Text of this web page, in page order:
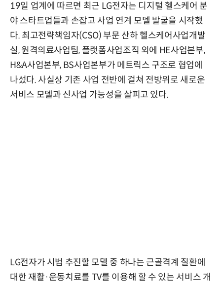
19일 업계에 따르면 최근 LG전자는 디지털 헬스케어 분
야 스타트업들과 손잡고 사업 연계 모델 발굴을 시작했
다. 최고전략책임자(CSO) 부문 산하 헬스케어사업개발
실, 원격의료사업팀, 플랫폼사업조직 외에 HE사업본부,
H&A사업본부, BS사업본부가 메트릭스 구조로 협업에
나섰다. 사실상 기존 사업 전반에 걸쳐 전방위로 새로운
서비스 모델과 신사업 가능성을 살피고 있다.
LG전자가 시범 추진할 모델 중 하나는 근골격계 질환에
대한 재활·운동치료를 TV를 이용해 할 수 있는 서비스 개